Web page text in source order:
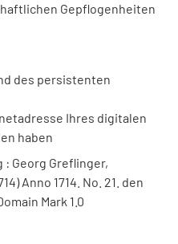
Gepflogenheiten
des persistenten
Ihres digitalen
haben
Georg Greflinger,
Anno 1714. No. 21. den
Mark 1.0